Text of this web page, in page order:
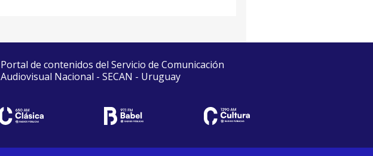
Portal de contenidos del Servicio de Comunicación
Audiovisual Nacional - SECAN - Uruguay